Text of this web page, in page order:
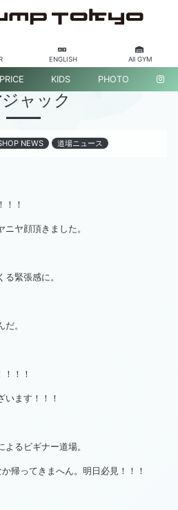
ENGLISH All GYM
PRICE KIDS PHOTO
ジャック
NEWS 道場ニュース
！！
ヤ顔頂きました。
緊張感に。
。
！！
います！！！
るビギナー道場。
帰ってきまへん。明日必見！！！